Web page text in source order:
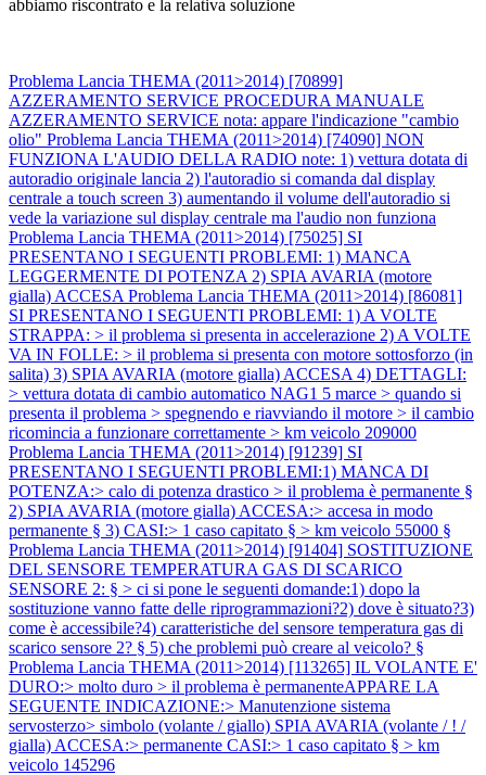
abbiamo riscontrato e la relativa soluzione
Problema Lancia THEMA (2011>2014) [70899]
AZZERAMENTO SERVICE PROCEDURA MANUALE
AZZERAMENTO SERVICE nota: appare l'indicazione "cambio
olio" Problema Lancia THEMA (2011>2014) [74090] NON
FUNZIONA L'AUDIO DELLA RADIO note: 1) vettura dotata di
autoradio originale lancia 2) l'autoradio si comanda dal display
centrale a touch screen 3) aumentando il volume dell'autoradio si
vede la variazione sul display centrale ma l'audio non funziona
Problema Lancia THEMA (2011>2014) [75025] SI
PRESENTANO I SEGUENTI PROBLEMI: 1) MANCA
LEGGERMENTE DI POTENZA 2) SPIA AVARIA (motore
gialla) ACCESA Problema Lancia THEMA (2011>2014) [86081]
SI PRESENTANO I SEGUENTI PROBLEMI: 1) A VOLTE
STRAPPA: > il problema si presenta in accelerazione 2) A VOLTE
VA IN FOLLE: > il problema si presenta con motore sottosforzo (in
salita) 3) SPIA AVARIA (motore gialla) ACCESA 4) DETTAGLI:
> vettura dotata di cambio automatico NAG1 5 marce > quando si
presenta il problema > spegnendo e riavviando il motore > il cambio
ricomincia a funzionare correttamente > km veicolo 209000
Problema Lancia THEMA (2011>2014) [91239] SI
PRESENTANO I SEGUENTI PROBLEMI:1) MANCA DI
POTENZA:> calo di potenza drastico > il problema è permanente §
2) SPIA AVARIA (motore gialla) ACCESA:> accesa in modo
permanente § 3) CASI:> 1 caso capitato § > km veicolo 55000 §
Problema Lancia THEMA (2011>2014) [91404] SOSTITUZIONE
DEL SENSORE TEMPERATURA GAS DI SCARICO
SENSORE 2: § > ci si pone le seguenti domande:1) dopo la
sostituzione vanno fatte delle riprogrammazioni?2) dove è situato?3)
come è accessibile?4) caratteristiche del sensore temperatura gas di
scarico sensore 2? § 5) che problemi può creare al veicolo? §
Problema Lancia THEMA (2011>2014) [113265] IL VOLANTE E'
DURO:> molto duro > il problema è permanenteAPPARE LA
SEGUENTE INDICAZIONE:> Manutenzione sistema
servosterzo> simbolo (volante / giallo) SPIA AVARIA (volante / ! /
gialla) ACCESA:> permanente CASI:> 1 caso capitato § > km
veicolo 145296